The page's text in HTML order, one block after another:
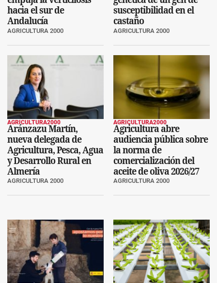
hacia el sur de
Andalucía
AGRICULTURA 2000
susceptibilidad en el
castaño
AGRICULTURA 2000
AGRICULTURA2000
Aránzazu Martín,
nueva delegada de
Agricultura, Pesca, Agua
y Desarrollo Rural en
Almería
AGRICULTURA 2000
AGRICULTURA2000
Agricultura abre
audiencia pública sobre
la norma de
comercialización del
aceite de oliva 2026/27
AGRICULTURA 2000